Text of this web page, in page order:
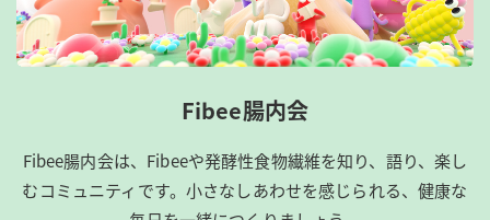
Fibee腸内会
Fibee腸内会は、​Fibeeや発酵性食物繊維を知り、語り、楽し
むコミュニティです。​小さなしあわせを感じられる、健康な